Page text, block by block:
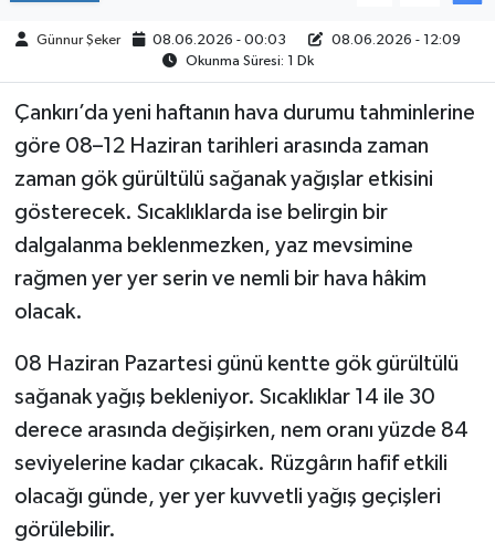
Günnur Şeker 08.06.2026 - 00:03
08.06.2026 - 12:09
Okunma Süresi: 1 Dk
Çankırı’da yeni haftanın hava durumu tahminlerine
göre 08–12 Haziran tarihleri arasında zaman
zaman gök gürültülü sağanak yağışlar etkisini
gösterecek. Sıcaklıklarda ise belirgin bir
dalgalanma beklenmezken, yaz mevsimine
rağmen yer yer serin ve nemli bir hava hâkim
olacak.
08 Haziran Pazartesi günü kentte gök gürültülü
sağanak yağış bekleniyor. Sıcaklıklar 14 ile 30
derece arasında değişirken, nem oranı yüzde 84
seviyelerine kadar çıkacak. Rüzgârın hafif etkili
olacağı günde, yer yer kuvvetli yağış geçişleri
görülebilir.
VEFAT
BÖLGE
TÜRKİYE